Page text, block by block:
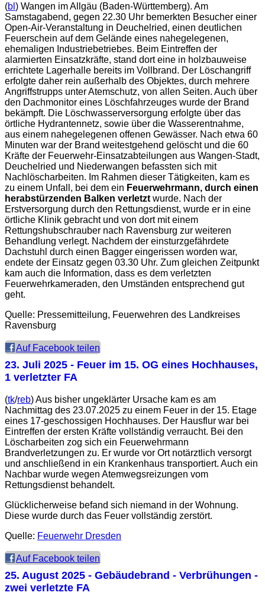
(bl ) Wangen im Allgäu (Baden-Württemberg). Am
Samstagabend, gegen 22.30 Uhr bemerkten Besucher einer
Open-Air-Veranstaltung in Deuchelried, einen deutlichen
Feuerschein auf dem Gelände eines nahegelegenen,
ehemaligen Industriebetriebes. Beim Eintreffen der
alarmierten Einsatzkräfte, stand dort eine in holzbauweise
errichtete Lagerhalle bereits im Vollbrand. Der Löschangriff
erfolgte daher rein außerhalb des Objektes, durch mehrere
Angriffstrupps unter Atemschutz, von allen Seiten. Auch über
den Dachmonitor eines Löschfahrzeuges wurde der Brand
bekämpft. Die Löschwasserversorgung erfolgte über das
örtliche Hydrantennetz, sowie über die Wasserentnahme,
aus einem nahegelegenen offenen Gewässer. Nach etwa 60
Minuten war der Brand weitestgehend gelöscht und die 60
Kräfte der Feuerwehr-Einsatzabteilungen aus Wangen-Stadt,
Deuchelried und Niederwangen befassten sich mit
Nachlöscharbeiten. Im Rahmen dieser Tätigkeiten, kam es
zu einem Unfall, bei dem ein Feuerwehrmann, durch einen
herabstürzenden Balken verletzt wurde. Nach der
Erstversorgung durch den Rettungsdienst, wurde er in eine
örtliche Klinik gebracht und von dort mit einem
Rettungshubschrauber nach Ravensburg zur weiteren
Behandlung verlegt. Nachdem der einsturzgefährdete
Dachstuhl durch einen Bagger eingerissen worden war,
endete der Einsatz gegen 03.30 Uhr. Zum gleichen Zeitpunkt
kam auch die Information, dass es dem verletzten
Feuerwehrkameraden, den Umständen entsprechend gut
geht.
Quelle: Pressemitteilung, Feuerwehren des Landkreises
Ravensburg
Auf Facebook teilen
23. Juli 2025 - Feuer im 15. OG eines Hochhauses,
1 verletzter FA
(tk/reb) Aus bisher ungeklärter Ursache kam es am
Nachmittag des 23.07.2025 zu einem Feuer in der 15. Etage
eines 17-geschossigen Hochhauses. Der Hausflur war bei
Eintreffen der ersten Kräfte vollständig verraucht. Bei den
Löscharbeiten zog sich ein Feuerwehrmann
Brandverletzungen zu. Er wurde vor Ort notärztlich versorgt
und anschließend in ein Krankenhaus transportiert. Auch ein
Nachbar wurde wegen Atemwegsreizungen vom
Rettungsdienst behandelt.
Glücklicherweise befand sich niemand in der Wohnung.
Diese wurde durch das Feuer vollständig zerstört.
Quelle: Feuerwehr Dresden
Auf Facebook teilen
25. August 2025 - Gebäudebrand - Verbrühungen -
zwei verletzte FA